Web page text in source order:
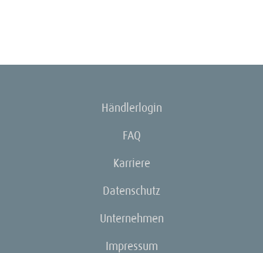
Händlerlogin
FAQ
Karriere
Datenschutz
Unternehmen
Impressum